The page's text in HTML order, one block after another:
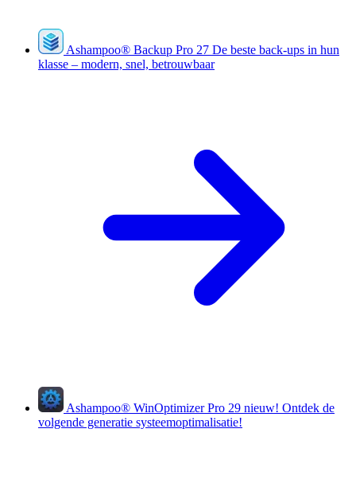
Ashampoo® Backup Pro 27 De beste back-ups in hun
klasse – modern, snel, betrouwbaar
Ashampoo® WinOptimizer Pro 29 nieuw! Ontdek de
volgende generatie systeemoptimalisatie!